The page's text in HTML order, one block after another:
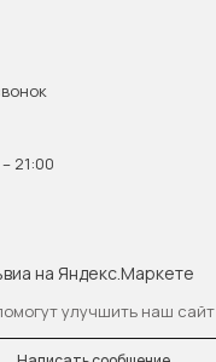
21:00
улучшить наш сайт